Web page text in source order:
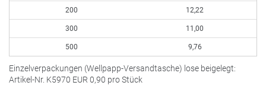
200
300
500
12,22
11,00
9,76
Einzelverpackungen (Wellpapp-Versandtasche) lose beigelegt:
Artikel-Nr. K5970 EUR 0,90 pro Stück